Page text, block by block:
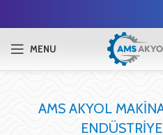
MENU
AMS AKYOL